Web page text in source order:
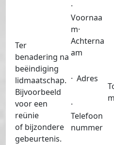
Ter
benadering na
beëindiging
lidmaatschap.
Bijvoorbeeld
voor een
reünie
of bijzondere
gebeurtenis.
·
Voornaa
m·
Achterna
am
· Adres
·
Telefoon
nummer